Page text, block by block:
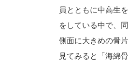
員とともに中高生
をしている中で、
側面に大きめの骨
見てみると「海綿